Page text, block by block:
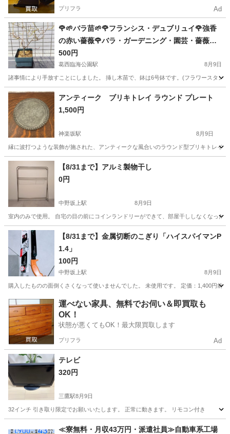
プリフラ Ad
🌹🌱バラ苗🌱🌹フランシス・デュブリュイ🌹強香
の赤い薔薇🌹バラ・ガーデニング・園芸・薔薇・
ばら・ばら苗・苗・花・植物
500円
葛西臨海公園駅 8月9日
諸事情により手放すことにしました。 挿し木苗で、鉢は6号鉢です。(フラワースタン
東京 江戸川区 葛西臨海公園駅 家庭用品 バラ
アンティーク ブリキトレイ ラウンド プレート
1,500円
神楽坂駅 8月9日
縁に波打つような装飾が施された、アンティークな風合いのラウンド型ブリキトレイ
東京 新宿区 神楽坂駅
【8/31まで】アルミ製物干し
0円
中野坂上駅 8月9日
室内のみで使用。 自宅の目の前にコインランドリーができて、部屋干ししなくなっ
東京 中野区 中野坂上駅 洗濯用品
【8/31まで】金属切断のこぎり「ハイスパイマンP
1.4」
100円
中野坂上駅 8月9日
購入したものの面倒くさくなって使いませんでした。 未使用です。 定価：1,400円前
東京 中野区 中野坂上駅 家庭用品
運べない家具、無料でお伺い＆即買取も
OK！
状態が悪くてもOK！最大限買取します
プリフラ Ad
テレビ
320円
三鷹駅8月9日
32インチ 引き取り限定でお願いいたします。 正常に動きます。 リモコン付き
三鷹駅 家庭用品
≪寮無料・月収43万円・派遣社員≫自動車系工場